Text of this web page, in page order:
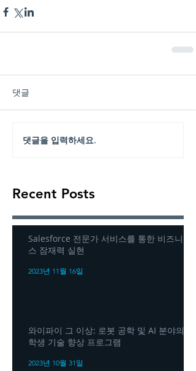
댓글
댓글을 입력하세요.
Recent Posts
Salesforce 전문가 서비스를 통한 비즈니
스 잠재력 실현
2023년 11월 16일
와이파이 그 이상: 로봇 공학 및 AI 분야의
학생 기술 향상 프로그램
2023년 10월 31일